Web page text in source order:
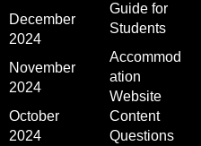
December
2024
November
2024
October
2024
Guide for
Students
Accommod
ation
Website
Content
Questions